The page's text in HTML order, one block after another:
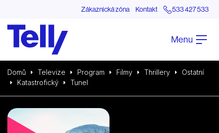
Zákaznická zóna Kontakt 533 427 533
Menu
Domů Televize Program Filmy Thrillery
Ostatní
Katastrofický
Tunel